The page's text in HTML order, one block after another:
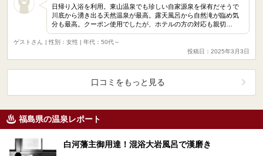
日帰り入浴を利用。東山温泉でも珍しい自家源泉を保有だそうで
川底から湧き出る天然温泉が最高。露天風呂から自然滝が臨め気
分も最高。クーポン使用でしたが、ホテルの方の対応も親切…
ゲストさん
| 性別：女性 | 年代：50代～
投稿日：2025年3月3日
口コミをもっと見る
福島県の温泉レポート
白河藩主御用達！混浴大岩風呂で漢磨き